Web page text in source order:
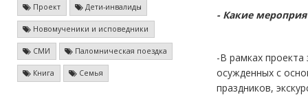
Проект Дети-инвалиды
Новомученики и исповедники
СМИ Паломническая поездка
Книга Семья
- Какие
-В рамках
осужденных с
праздников,